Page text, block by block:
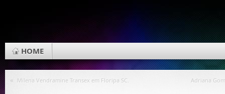
HOME
« Milena Vendramine Transex em Floripa SC. Adriana